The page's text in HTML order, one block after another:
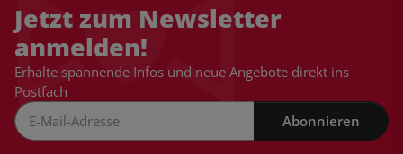
Jetzt zum Newsletter
anmelden!
Erhalte spannende Infos und neue Angebote direkt ins
Postfach
Abonnieren